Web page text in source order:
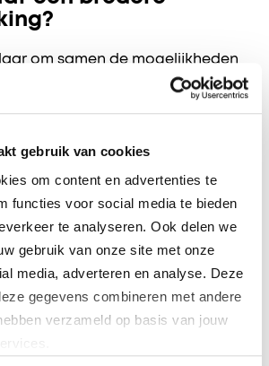
gebruik van cookies
om content en advertenties te
functies voor social media te bieden
te analyseren. Ook delen we
gebruik van onze site met onze
media, adverteren en analyse. Deze
gegevens combineren met andere
verzameld op basis van jouw
om samen de mogelijkheden
als bedrijf bij te dragen aan een
onze waardevolle doelen.
langdurige betrokkenheid als
van de Hersenstichting? Ook
in contact!
en neem vandaag